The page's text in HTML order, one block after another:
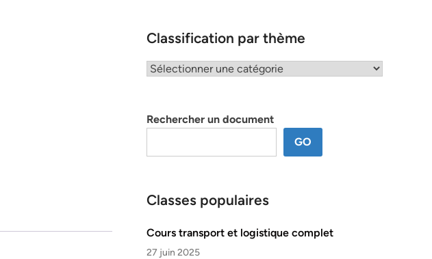
Classification par thème
Classification
Rechercher un document
GO
Classes populaires
Cours transport et logistique complet
27 juin 2025